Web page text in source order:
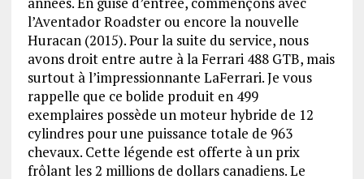
l’Aventador Roadster ou encore la nouvelle
Huracan (2015). Pour la suite du service, nous
avons droit entre autre à la Ferrari 488 GTB, mais
surtout à l’impressionnante LaFerrari. Je vous
rappelle que ce bolide produit en 499
exemplaires possède un moteur hybride de 12
cylindres pour une puissance totale de 963
chevaux. Cette légende est offerte à un prix
frôlant les 2 millions de dollars canadiens. Le